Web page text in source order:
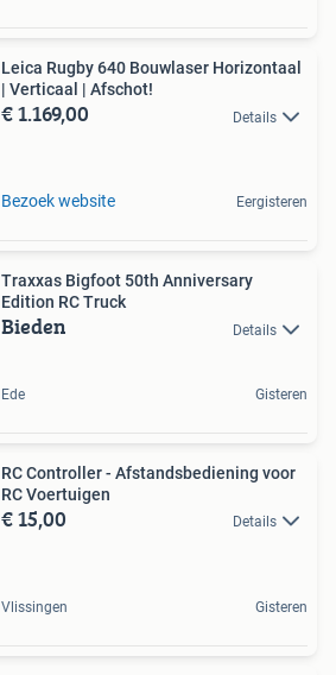
Leica Rugby 640 Bouwlaser Horizontaal
| Verticaal | Afschot!
€ 1.169,00 Details
Bezoek website Eergisteren
Traxxas Bigfoot 50th Anniversary
Edition RC Truck
Bieden Details
Ede Gisteren
RC Controller - Afstandsbediening voor
RC Voertuigen
€ 15,00 Details
Vlissingen Gisteren